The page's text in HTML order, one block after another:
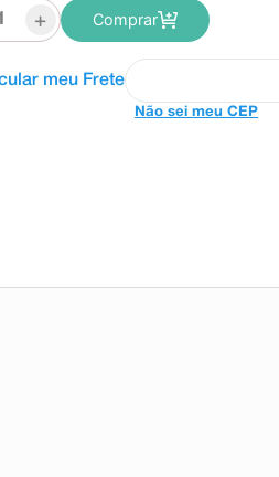
+ Comprar
Não sei meu CEP